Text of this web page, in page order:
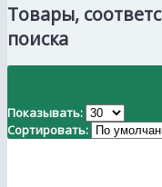
Товары,
поиска
Показывать:
Сортировать: